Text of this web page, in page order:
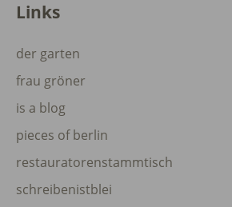
Links
der garten
frau gröner
is a blog
pieces of berlin
restauratorenstammtisch
schreibenistblei